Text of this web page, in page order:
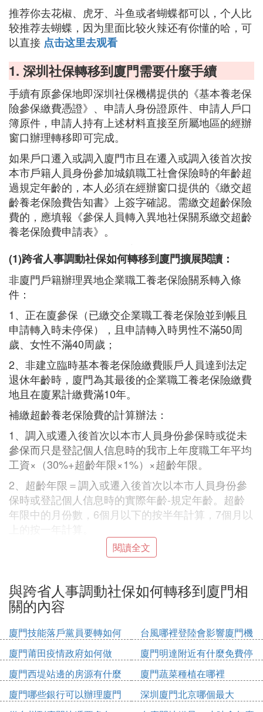
推荐你去花椒、虎牙、斗鱼或者蝴蝶都可以，个人比
较推荐去蝴蝶，因为里面比较火辣还有你懂的哈，可
以直接 点击这里去观看
1. 深圳社保轉移到廈門需要什麼手續
手續有原參保地即深圳社保機構提供的《基本養老保
險參保繳費憑證》、申請人身份證原件、申請人戶口
簿原件，申請人持有上述材料直接至所屬地區的經辦
窗口辦理轉移即可完成。
如果戶口遷入或調入廈門市且在遷入或調入後首次按
本市戶籍人員身份參加城鎮職工社會保險時的年齡超
過規定年齡的，本人必須在經辦窗口提供的《繳交超
齡養老保險費告知書》上簽字確認。需繳交超齡保險
費的，應填報《參保人員轉入異地社保關系繳交超齡
養老保險費申請表》。
(1)跨省人事調動社保如何轉移到廈門擴展閱讀：
非廈門戶籍辦理異地企業職工養老保險關系轉入條
件：
1、正在廈參保（已繳交企業職工養老保險並到帳且
申請轉入時未停保），且申請轉入時男性不滿50周
歲、女性不滿40周歲；
2、非建立臨時基本養老保險繳費賬戶人員達到法定
退休年齡時，廈門為其最後的企業職工養老保險繳費
地且在廈累計繳費滿10年。
補繳超齡養老保險費的計算辦法：
1、調入或遷入後首次以本市人員身份參保時或從未
參保而只是登記個人信息時的我市上年度職工年平均
工資×（30%+超齡年限×1%）×超齡年限。
2、超齡年限＝調入或遷入後首次以本市人員身份參
保時或登記個人信息時的實際年齡-規定年齡。超齡
年限中的月份數，6個月以下的按半年計算，7個月以
上的按一年計算。
3、由於是否繳交超齡養老保險費只對影響過渡性養
險費也不會對養老待遇產生影響。
門網上辦理
社保卡在異地轉移過程中，申請是其第一步。如何申
請社保卡異地轉移是很多人不了解的，下面是本網站
我整理的異地社保轉移手續問題，僅供參考。
閱讀全文
與跨省人事調動社保如何轉移到廈門相
關的內容
廈門技能落戶黨員要轉如何
辦理
台風哪裡登陸會影響廈門機
場
廈門莆田疫情政府如何做
廈門明達附近有什麼免費停
車位
廈門西堤站邊的房源有什麼
廈門蔬菜種植在哪裡
廈門哪些銀行可以辦理廈門
市民卡
深圳廈門北京哪個最大